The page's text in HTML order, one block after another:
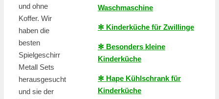
und ohne
Koffer. Wir
haben die
besten
Spielgeschirr
Metall Sets
herausgesucht
und sie der
Waschmaschine
✻ Kinderküche für Zwillinge
✻ Besonders kleine
Kinderküche
✻ Hape Kühlschrank für
Kinderküche